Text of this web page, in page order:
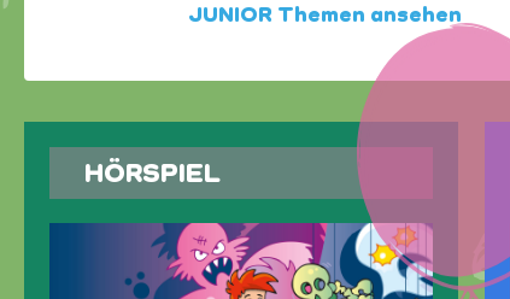
JUNIOR Themen ansehen
HÖRSPIEL